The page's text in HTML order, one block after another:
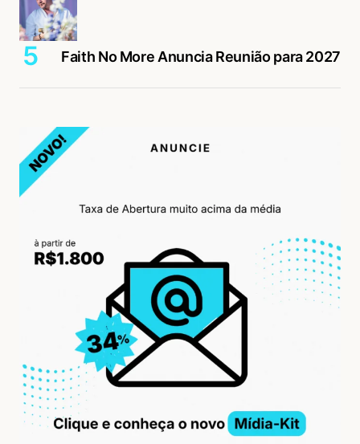
Faith No More Anuncia Reunião para 2027